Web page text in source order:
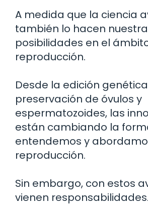
A medida que la ciencia
también lo hacen
posibilidades en el
reproducción.
Desde la edición
preservación de óvulos y
espermatozoides, las
están cambiando la
entendemos y
reproducción.
Sin embargo, con estos
vienen responsabilidades.